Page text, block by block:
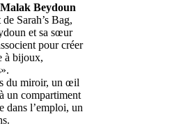
Beydoun
Sarah’s Bag,
et sa sœur
pour créer
à bijoux,
du miroir, un œil
un compartiment
dans l’emploi, un